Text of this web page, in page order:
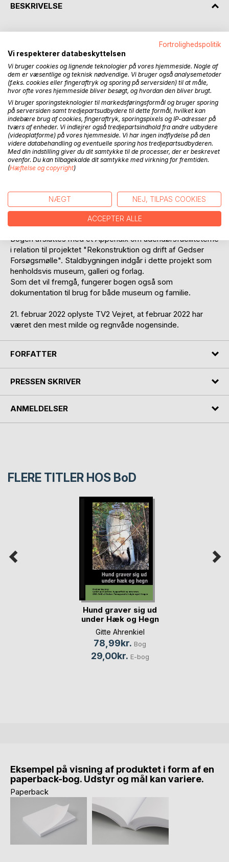
BESKRIVELSE
Før 2020 sammenlignede vi opgørelser for vejret med den
tidligere klimanormal, der dækkede over perioden 1961-
1990, men siden da har det danske klima forandret sig . Det
er blevet både varmere og vådere. Den nye klimanormal
for perioden 1991-2020 er således i gennemsnit over et helt
år blevet 1,0 grad varmere og 47 mm vådere end
klimanormalen for perioden 1961-1990.
Varmere og vådere vejr betyder perfekte forhold for
borebiller såvel som for skimmelsvamp. Bogen beskriver,
ved fotos og kildehenvisninger, metoder til bekæmpelse af
borebiller og skimmel, baseret på anbefalinger fra fagfolk i
Klimaforandringerne skaber nye risici for vores bygninger.
Du kan selv gøre meget for at behandle og forebygge et
angreb. Med enkle værktøjer, tagkonstruktionsafstivning
og forskellige beskyttelsesbehandlinger.
Bogen afsluttes med et Appendix om udendørsfaciliteterne
i relation til projektet "Rekonstruktion og drift af Gedser
Forsøgsmølle". Staldbygningen indgår i dette projekt som
henholdsvis museum, galleri og forlag.
Som det vil fremgå, fungerer bogen også som
dokumentation til brug for både museum og familie.
21. februar 2022 oplyste TV2 Vejret, at februar 2022 har
været den mest milde og regnvåde nogensinde.
FORFATTER
PRESSEN SKRIVER
ANMELDELSER
FLERE TITLER HOS BoD
Hund graver sig ud
under Hæk og Hegn
Gitte Ahrenkiel
78,99kr. Bog
29,00kr. E-bog
Eksempel på visning af produktet i form af en
paperback-bog. Udstyr og mål kan variere.
Paperback
Fortrolighedspolitik
Vi respekterer databeskyttelsen
Vi bruger cookies og lignende teknologier på vores hjemmeside. Nogle af
dem er væsentlige og teknisk nødvendige. Vi bruger også analysemetoder
(f.eks. cookies eller fingeraftryk og sporing på serversiden) til at måle,
hvor ofte vores hjemmeside bliver besøgt, og hvordan den bliver brugt.
Vi bruger sporingsteknologier til markedsføringsformål og bruger sporing
på serversiden samt tredjepartsudbydere til dette formål, hvilket kan
indebære brug af cookies, fingeraftryk, sporingspixels og IP-adresser på
tværs af enheder. Vi indlejrer også tredjepartsindhold fra andre udbydere
(videoplatforme) på vores hjemmeside. Vi har ingen indflydelse på den
videre databehandling og eventuelle sporing hos tredjepartsudbyderen.
Med din indstilling giver du dit samtykke til de processer, der er beskrevet
ovenfor. Du kan tilbagekalde dit samtykke med virkning for fremtiden.
(Hæftelse og copyright)
NÆGT NEJ, TILPAS COOKIES
ACCEPTER ALLE